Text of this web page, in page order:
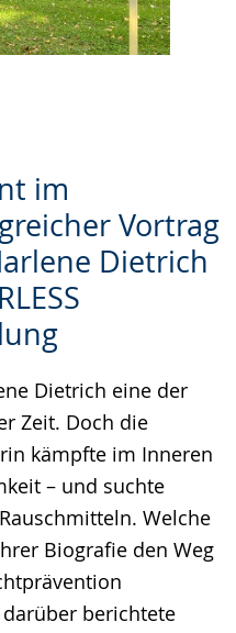
im
Vortrag
Dietrich
Dietrich eine der
Zeit. Doch die
kämpfte im Inneren
– und suchte
Welche
Biografie den Weg
berichtete